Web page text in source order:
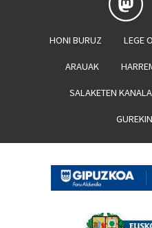
HONI BURUZ LEGE
ARAUAK
SALAKETEN KANALA